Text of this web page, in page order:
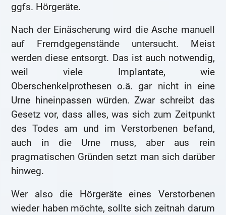
ggfs. Hörgeräte.
Nach der Einäscherung wird die Asche manuell
auf Fremdgegenstände untersucht. Meist
werden diese entsorgt. Das ist auch notwendig,
weil viele Implantate, wie
Oberschenkelprothesen o.ä. gar nicht in eine
Urne hineinpassen würden. Zwar schreibt das
Gesetz vor, dass alles, was sich zum Zeitpunkt
des Todes am und im Verstorbenen befand,
auch in die Urne muss, aber aus rein
pragmatischen Gründen setzt man sich darüber
hinweg.
Wer also die Hörgeräte eines Verstorbenen
wieder haben möchte, sollte sich zeitnah darum